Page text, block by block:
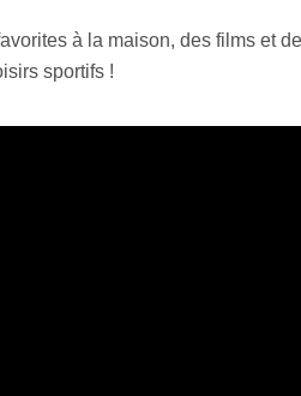
à la maison, des films et
sportifs !